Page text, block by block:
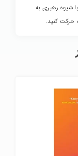
شیوه رهبری به
حرکت کنید.